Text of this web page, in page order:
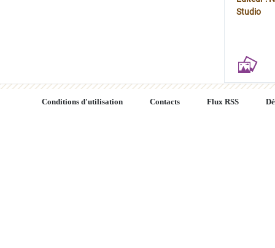
Studio
Conditions d'utilisation Contacts Flux RSS